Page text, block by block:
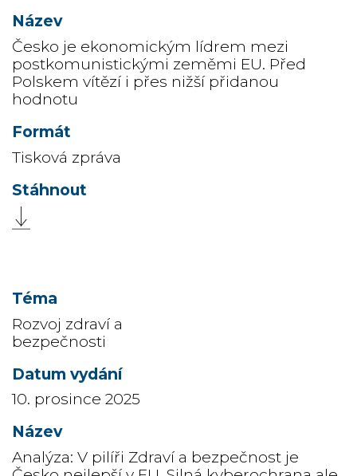
Česko je ekonomickým lídrem mezi
postkomunistickými zeměmi EU. Před
Polskem vítězí i přes nižší přidanou
hodnotu
Tisková zpráva
Rozvoj zdraví a
bezpečnosti
10. prosince 2025
Analýza: V pilíři Zdraví a bezpečnost je